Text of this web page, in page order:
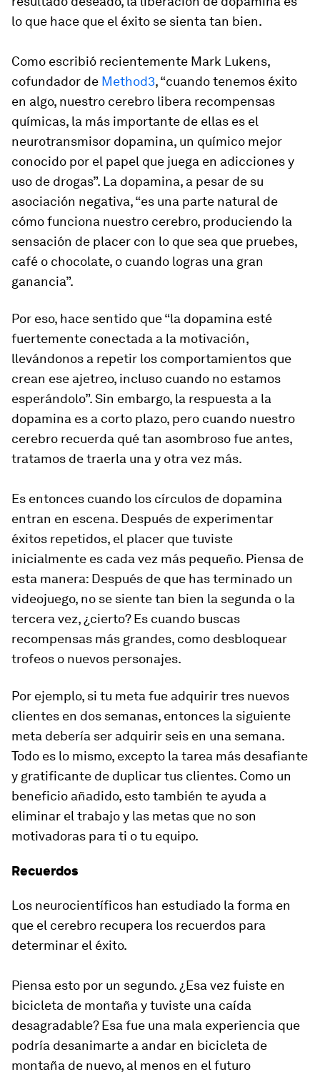
lo que hace que el éxito se sienta tan bien.
Como escribió recientemente Mark Lukens,
cofundador de Method3, “cuando tenemos éxito
en algo, nuestro cerebro libera recompensas
químicas, la más importante de ellas es el
neurotransmisor dopamina, un químico mejor
conocido por el papel que juega en adicciones y
uso de drogas”. La dopamina, a pesar de su
asociación negativa, “es una parte natural de
cómo funciona nuestro cerebro, produciendo la
sensación de placer con lo que sea que pruebes,
café o chocolate, o cuando logras una gran
ganancia”.
Por eso, hace sentido que “la dopamina esté
fuertemente conectada a la motivación,
llevándonos a repetir los comportamientos que
crean ese ajetreo, incluso cuando no estamos
esperándolo”. Sin embargo, la respuesta a la
dopamina es a corto plazo, pero cuando nuestro
cerebro recuerda qué tan asombroso fue antes,
tratamos de traerla una y otra vez más.
Es entonces cuando los círculos de dopamina
entran en escena. Después de experimentar
éxitos repetidos, el placer que tuviste
inicialmente es cada vez más pequeño. Piensa de
esta manera: Después de que has terminado un
videojuego, no se siente tan bien la segunda o la
tercera vez, ¿cierto? Es cuando buscas
recompensas más grandes, como desbloquear
trofeos o nuevos personajes.
Por ejemplo, si tu meta fue adquirir tres nuevos
clientes en dos semanas, entonces la siguiente
meta debería ser adquirir seis en una semana.
Todo es lo mismo, excepto la tarea más desafiante
y gratificante de duplicar tus clientes. Como un
beneficio añadido, esto también te ayuda a
eliminar el trabajo y las metas que no son
motivadoras para ti o tu equipo.
Recuerdos
Los neurocientíficos han estudiado la forma en
que el cerebro recupera los recuerdos para
determinar el éxito.
Piensa esto por un segundo. ¿Esa vez fuiste en
bicicleta de montaña y tuviste una caída
desagradable? Esa fue una mala experiencia que
podría desanimarte a andar en bicicleta de
montaña de nuevo, al menos en el futuro